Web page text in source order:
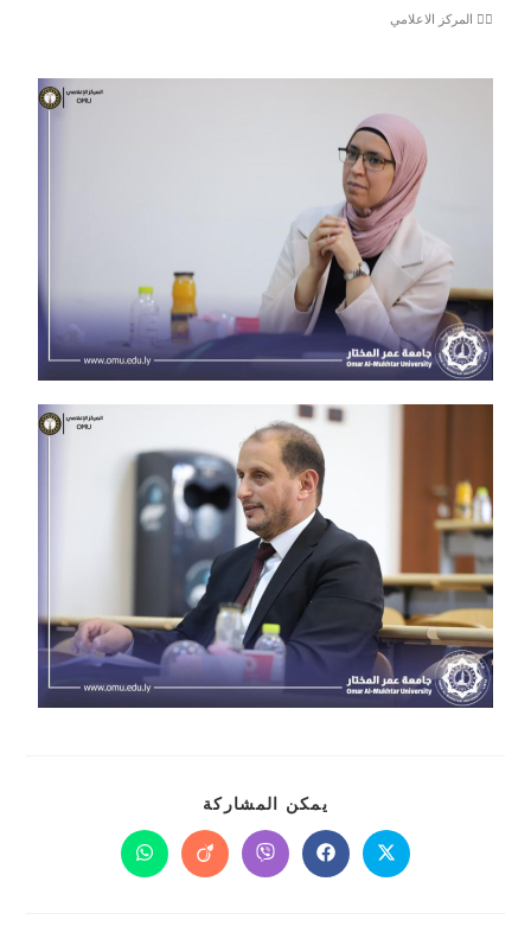
✍🏻 المركز الاعلامي
يمكن المشاركة